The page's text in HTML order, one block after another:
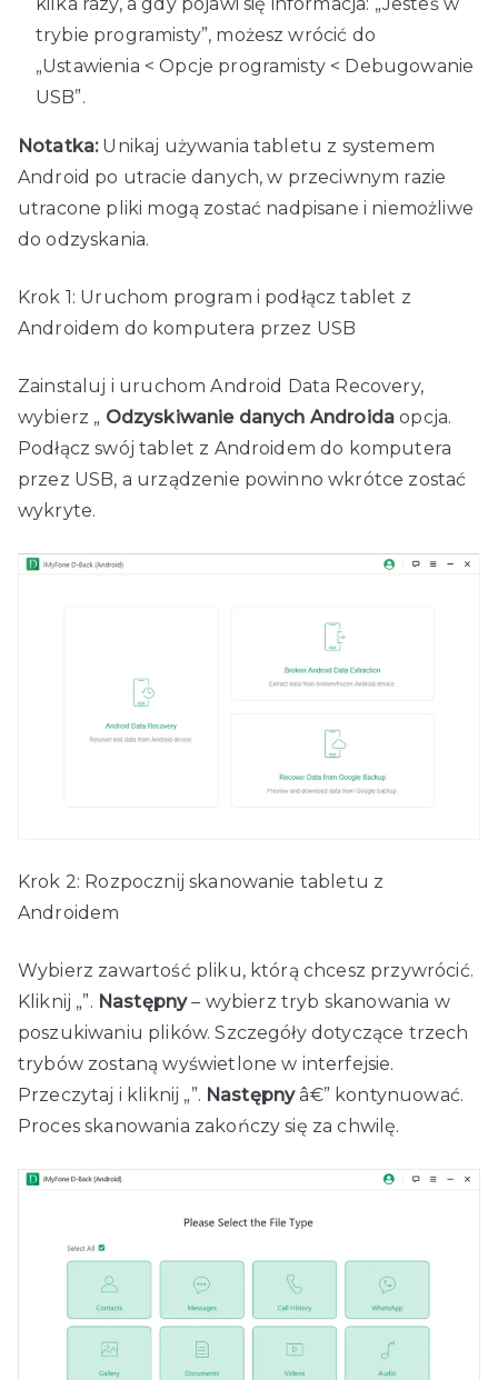
trybie programisty”, możesz wrócić do
„Ustawienia < Opcje programisty < Debugowanie
USB”.
Notatka:Unikaj używania tabletu z systemem
Android po utracie danych, w przeciwnym razie
utracone pliki mogą zostać nadpisane i niemożliwe
do odzyskania.
Krok 1: Uruchom program i podłącz tablet z
Androidem do komputera przez USB
Zainstaluj i uruchom Android Data Recovery,
wybierz „ Odzyskiwanie danych Androida opcja.
Podłącz swój tablet z Androidem do komputera
przez USB, a urządzenie powinno wkrótce zostać
wykryte.
Krok 2: Rozpocznij skanowanie tabletu z
Androidem
Wybierz zawartość pliku, którą chcesz przywrócić.
Kliknij „”. Następny– wybierz tryb skanowania w
poszukiwaniu plików. Szczegóły dotyczące trzech
trybów zostaną wyświetlone w interfejsie.
Przeczytaj i kliknij „”. Następnyâ€” kontynuować.
Proces skanowania zakończy się za chwilę.